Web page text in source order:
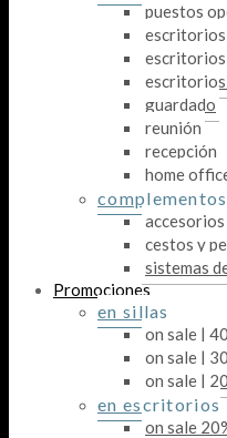
puestos
escritorios
guardado
reunión
recepción
home
complementos
accesorios
cestos y
sistemas
Promociones
en sillas
on sale |
on sale |
on sale |
en escritorios
on sale